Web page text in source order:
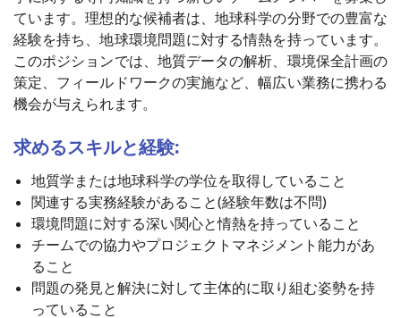
ています。理想的な候補者は、地球科学の分野での豊富な
経験を持ち、地球環境問題に対する情熱を持っています。
このポジションでは、地質データの解析、環境保全計画の
策定、フィールドワークの実施など、幅広い業務に携わる
機会が与えられます。
求めるスキルと経験:
地質学または地球科学の学位を取得していること
関連する実務経験があること(経験年数は不問)
環境問題に対する深い関心と情熱を持っていること
チームでの協力やプロジェクトマネジメント能力があ
ること
問題の発見と解決に対して主体的に取り組む姿勢を持
っていること